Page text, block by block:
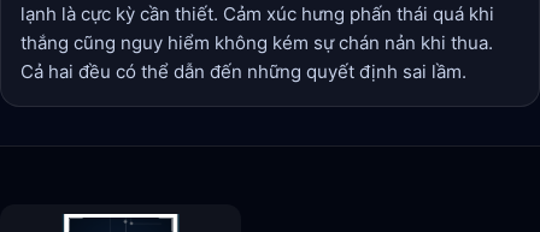
lạnh là cực kỳ cần thiết. Cảm xúc hưng phấn thái quá khi
thắng cũng nguy hiểm không kém sự chán nản khi thua.
Cả hai đều có thể dẫn đến những quyết định sai lầm.